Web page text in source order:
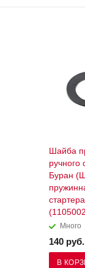
Шайба
ручного
Буран
Много
140
В